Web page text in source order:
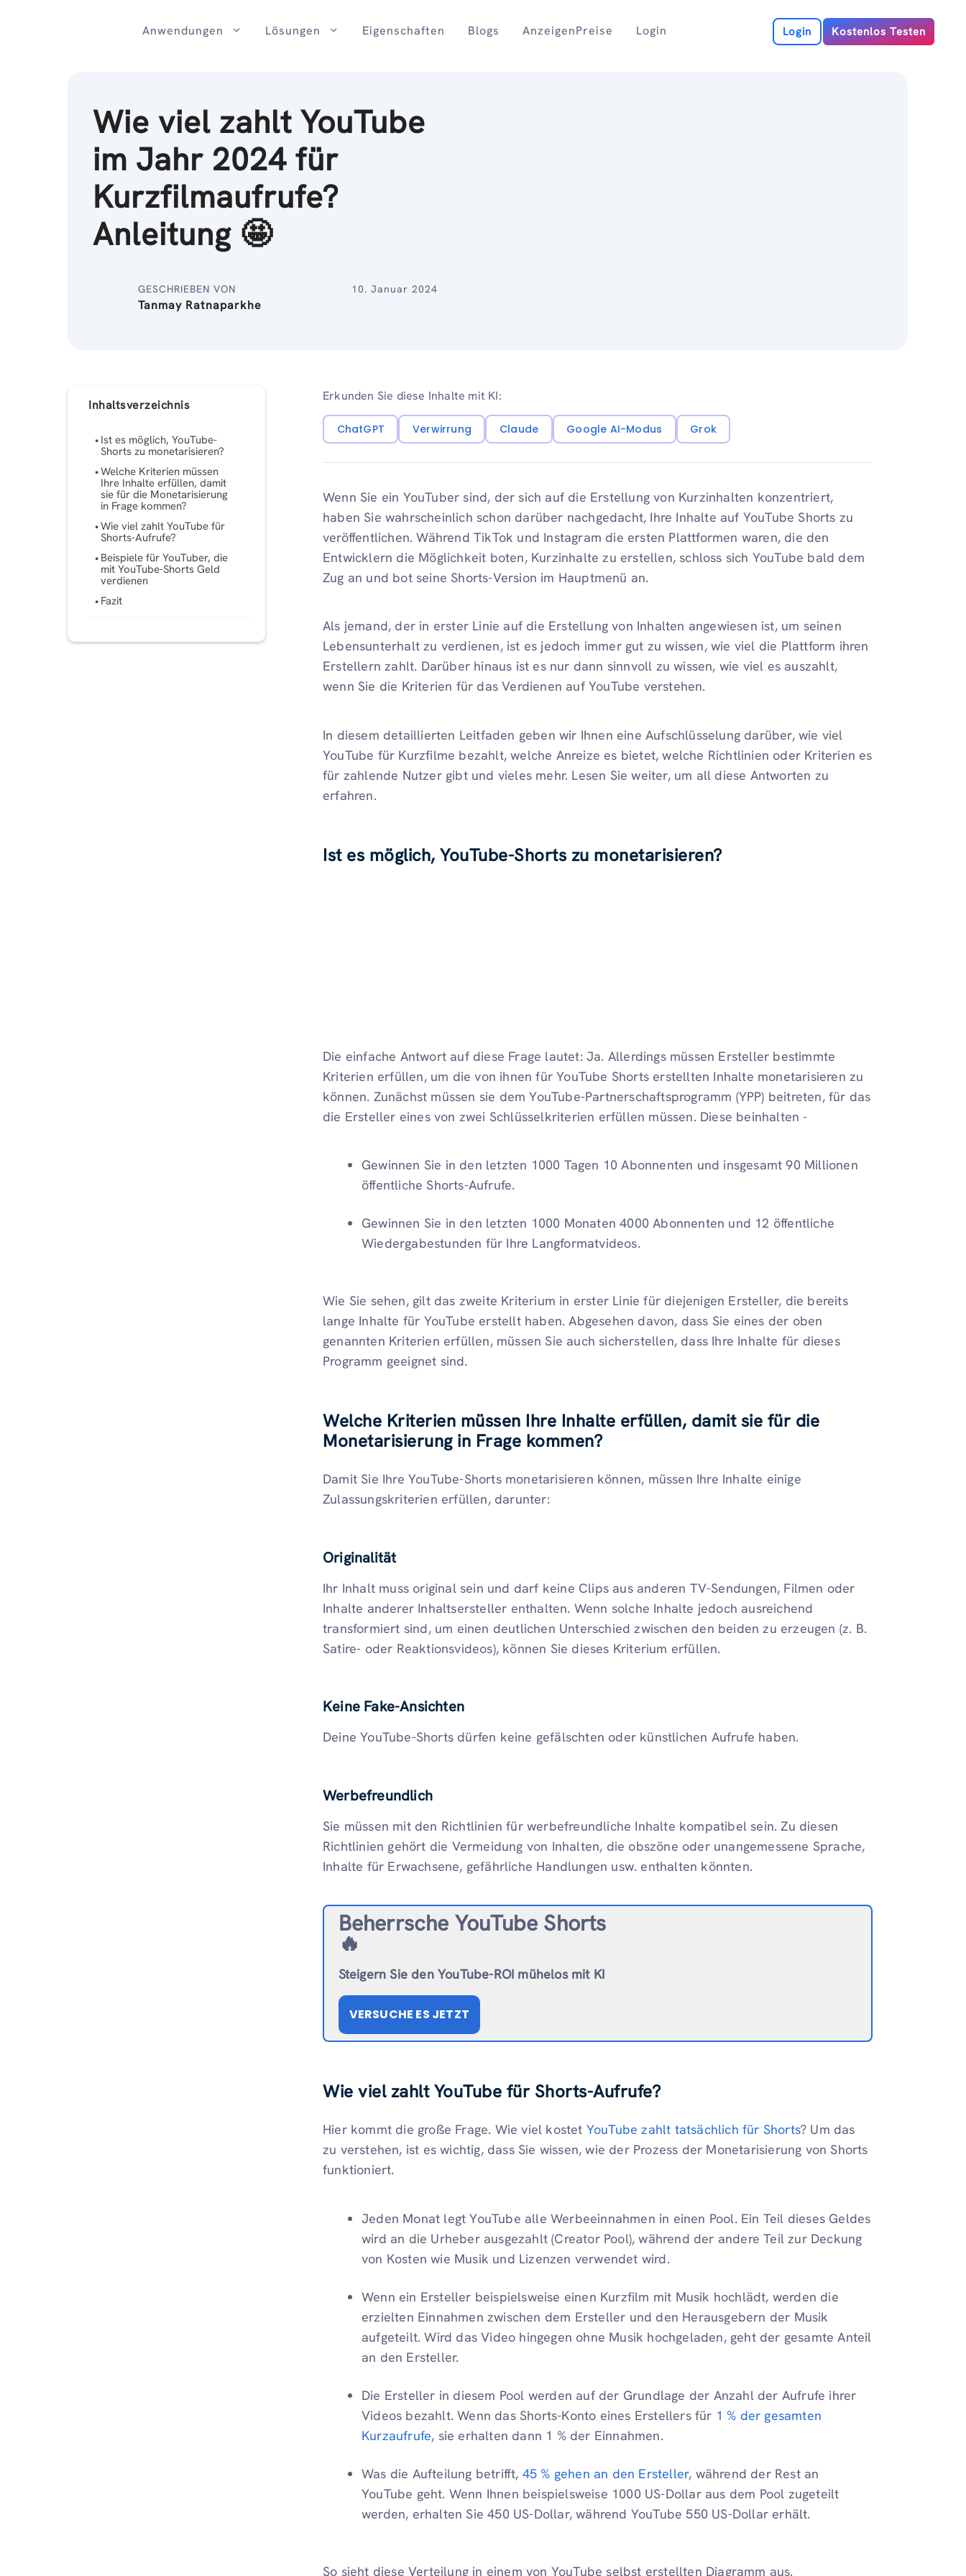
Anwendungen Lösungen Eigenschaften Blogs AnzeigenPreise Login Login Kostenlos Testen
Wie viel zahlt YouTube
im Jahr 2024 für
Kurzfilmaufrufe?
Anleitung 🤩
GESCHRIEBEN VON
Tanmay Ratnaparkhe
10. Januar 2024
Inhaltsverzeichnis
Ist es möglich, YouTube-
Shorts zu monetarisieren?
Welche Kriterien müssen
Ihre Inhalte erfüllen, damit
sie für die Monetarisierung
in Frage kommen?
Wie viel zahlt YouTube für
Shorts-Aufrufe?
Beispiele für YouTuber, die
mit YouTube-Shorts Geld
verdienen
Fazit
Erkunden Sie diese Inhalte mit KI:
ChatGPT Verwirrung Claude Google AI-Modus Grok
Wenn Sie ein YouTuber sind, der sich auf die Erstellung von Kurzinhalten konzentriert,
haben Sie wahrscheinlich schon darüber nachgedacht, Ihre Inhalte auf YouTube Shorts zu
veröffentlichen. Während TikTok und Instagram die ersten Plattformen waren, die den
Entwicklern die Möglichkeit boten, Kurzinhalte zu erstellen, schloss sich YouTube bald dem
Zug an und bot seine Shorts-Version im Hauptmenü an.
Als jemand, der in erster Linie auf die Erstellung von Inhalten angewiesen ist, um seinen
Lebensunterhalt zu verdienen, ist es jedoch immer gut zu wissen, wie viel die Plattform ihren
Erstellern zahlt. Darüber hinaus ist es nur dann sinnvoll zu wissen, wie viel es auszahlt,
wenn Sie die Kriterien für das Verdienen auf YouTube verstehen.
In diesem detaillierten Leitfaden geben wir Ihnen eine Aufschlüsselung darüber, wie viel
YouTube für Kurzfilme bezahlt, welche Anreize es bietet, welche Richtlinien oder Kriterien es
für zahlende Nutzer gibt und vieles mehr. Lesen Sie weiter, um all diese Antworten zu
erfahren.
Ist es möglich, YouTube-Shorts zu monetarisieren?
Die einfache Antwort auf diese Frage lautet: Ja. Allerdings müssen Ersteller bestimmte
Kriterien erfüllen, um die von ihnen für YouTube Shorts erstellten Inhalte monetarisieren zu
können. Zunächst müssen sie dem YouTube-Partnerschaftsprogramm (YPP) beitreten, für das
die Ersteller eines von zwei Schlüsselkriterien erfüllen müssen. Diese beinhalten -
Gewinnen Sie in den letzten 1000 Tagen 10 Abonnenten und insgesamt 90 Millionen
öffentliche Shorts-Aufrufe.
Gewinnen Sie in den letzten 1000 Monaten 4000 Abonnenten und 12 öffentliche
Wiedergabestunden für Ihre Langformatvideos.
Wie Sie sehen, gilt das zweite Kriterium in erster Linie für diejenigen Ersteller, die bereits
lange Inhalte für YouTube erstellt haben. Abgesehen davon, dass Sie eines der oben
genannten Kriterien erfüllen, müssen Sie auch sicherstellen, dass Ihre Inhalte für dieses
Programm geeignet sind.
Welche Kriterien müssen Ihre Inhalte erfüllen, damit sie für die
Monetarisierung in Frage kommen?
Damit Sie Ihre YouTube-Shorts monetarisieren können, müssen Ihre Inhalte einige
Zulassungskriterien erfüllen, darunter:
Originalität
Ihr Inhalt muss original sein und darf keine Clips aus anderen TV-Sendungen, Filmen oder
Inhalte anderer Inhaltsersteller enthalten. Wenn solche Inhalte jedoch ausreichend
transformiert sind, um einen deutlichen Unterschied zwischen den beiden zu erzeugen (z. B.
Satire- oder Reaktionsvideos), können Sie dieses Kriterium erfüllen.
Keine Fake-Ansichten
Deine YouTube-Shorts dürfen keine gefälschten oder künstlichen Aufrufe haben.
Werbefreundlich
Sie müssen mit den Richtlinien für werbefreundliche Inhalte kompatibel sein. Zu diesen
Richtlinien gehört die Vermeidung von Inhalten, die obszöne oder unangemessene Sprache,
Inhalte für Erwachsene, gefährliche Handlungen usw. enthalten könnten.
Beherrsche YouTube Shorts
🔥
Steigern Sie den YouTube-ROI mühelos mit KI
VERSUCHE ES JETZT
Wie viel zahlt YouTube für Shorts-Aufrufe?
Hier kommt die große Frage. Wie viel kostet YouTube zahlt tatsächlich für Shorts? Um das
zu verstehen, ist es wichtig, dass Sie wissen, wie der Prozess der Monetarisierung von Shorts
funktioniert.
Jeden Monat legt YouTube alle Werbeeinnahmen in einen Pool. Ein Teil dieses Geldes
wird an die Urheber ausgezahlt (Creator Pool), während der andere Teil zur Deckung
von Kosten wie Musik und Lizenzen verwendet wird.
Wenn ein Ersteller beispielsweise einen Kurzfilm mit Musik hochlädt, werden die
erzielten Einnahmen zwischen dem Ersteller und den Herausgebern der Musik
aufgeteilt. Wird das Video hingegen ohne Musik hochgeladen, geht der gesamte Anteil
an den Ersteller.
Die Ersteller in diesem Pool werden auf der Grundlage der Anzahl der Aufrufe ihrer
Videos bezahlt. Wenn das Shorts-Konto eines Erstellers für 1 % der gesamten
Kurzaufrufe, sie erhalten dann 1 % der Einnahmen.
Was die Aufteilung betrifft, 45 % gehen an den Ersteller, während der Rest an
YouTube geht. Wenn Ihnen beispielsweise 1000 US-Dollar aus dem Pool zugeteilt
werden, erhalten Sie 450 US-Dollar, während YouTube 550 US-Dollar erhält.
So sieht diese Verteilung in einem von YouTube selbst erstellten Diagramm aus.